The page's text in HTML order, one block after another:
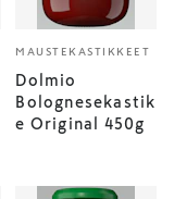
MAUSTEKASTIKKEET
Dolmio
Bolognesekastik
e Original 450g